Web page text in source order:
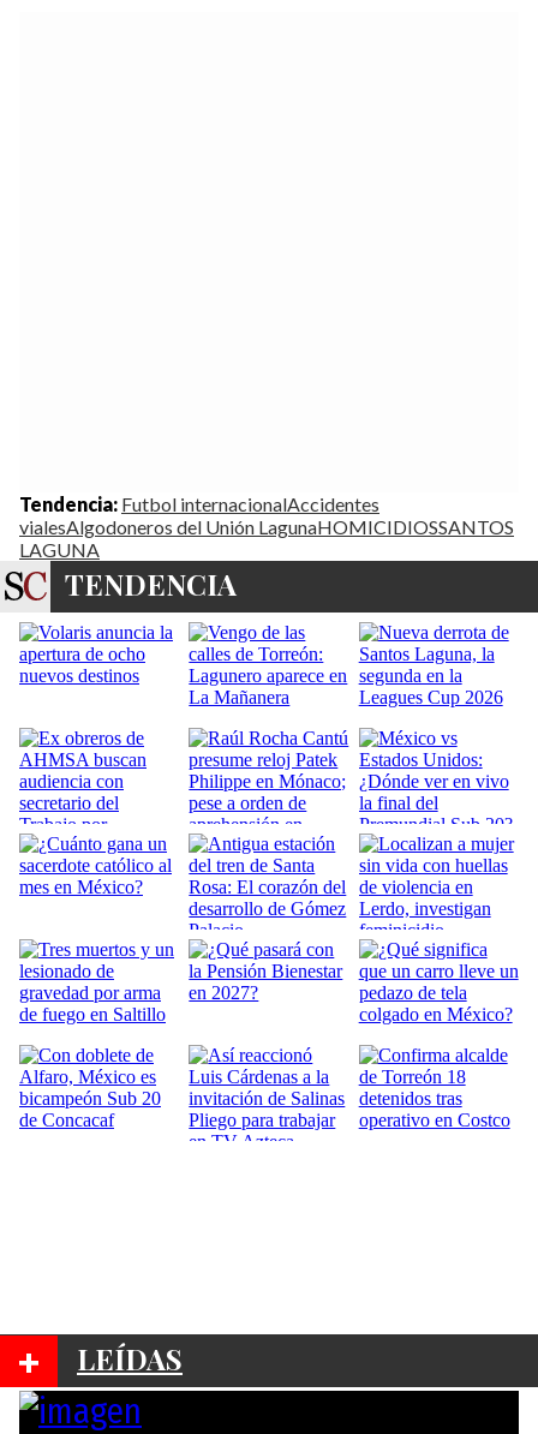
Tendencia: Futbol internacionalAccidentes
vialesAlgodoneros del Unión LagunaHOMICIDIOSSANTOS
LAGUNA
TENDENCIA
+ LEÍDAS